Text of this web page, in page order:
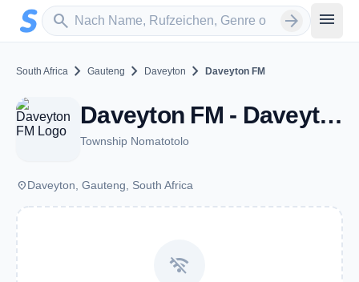
Zum Hauptinhalt springen
search
Sender suchen arrow_forward menu
South Africa chevron_right Gauteng chevron_right Daveyton chevron_right Daveyton FM
Daveyton FM - Daveyton
Township Nomatotolo
placeDaveyton, Gauteng, South Africa
wifi_off